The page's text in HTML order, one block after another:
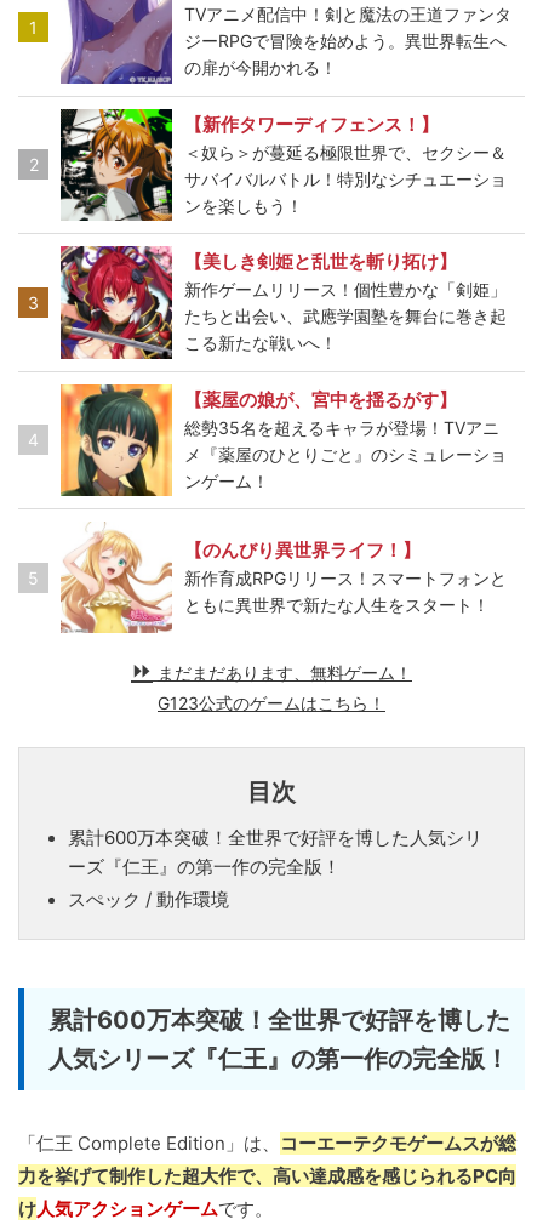
1
TVアニメ配信中！剣と魔法の王道ファンタ
ジーRPGで冒険を始めよう。異世界転生へ
の扉が今開かれる！
2
【新作タワーディフェンス！】
＜奴ら＞が蔓延る極限世界で、セクシー＆
サバイバルバトル！特別なシチュエーショ
ンを楽しもう！
3
【美しき剣姫と乱世を斬り拓け】
新作ゲームリリース！個性豊かな「剣姫」
たちと出会い、武應学園塾を舞台に巻き起
こる新たな戦いへ！
4
【薬屋の娘が、宮中を揺るがす】
総勢35名を超えるキャラが登場！TVアニ
メ『薬屋のひとりごと』のシミュレーショ
ンゲーム！
5
【のんびり異世界ライフ！】
新作育成RPGリリース！スマートフォンと
ともに異世界で新たな人生をスタート！
まだまだあります、無料ゲーム！
G123公式のゲームはこちら！
目次
累計600万本突破！全世界で好評を博した人気シリ
ーズ『仁王』の第一作の完全版！
スぺック / 動作環境
累計600万本突破！全世界で好評を博した
人気シリーズ『仁王』の第一作の完全版！
「仁王 Complete Edition」は、
コーエーテクモゲームスが総
力を挙げて制作した超大作で、高い達成感を感じられるPC向
け人気アクションゲームです。